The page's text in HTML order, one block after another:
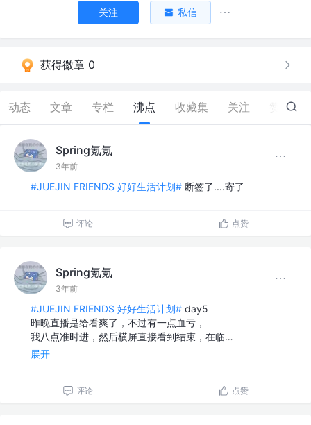
关注 私信
获得徽章 0
动态 文章 专栏 沸点 收藏集 关注 1
Spring氪氪
3年前
#JUEJIN FRIENDS 好好生活计划# 断签了....寄了
评论 点赞
Spring氪氪
3年前
#JUEJIN FRIENDS 好好生活计划# day5
昨晚直播是给看爽了，不过有一点血亏，
我八点准时进，然后横屏直接看到结束，在临…
展开
评论 点赞